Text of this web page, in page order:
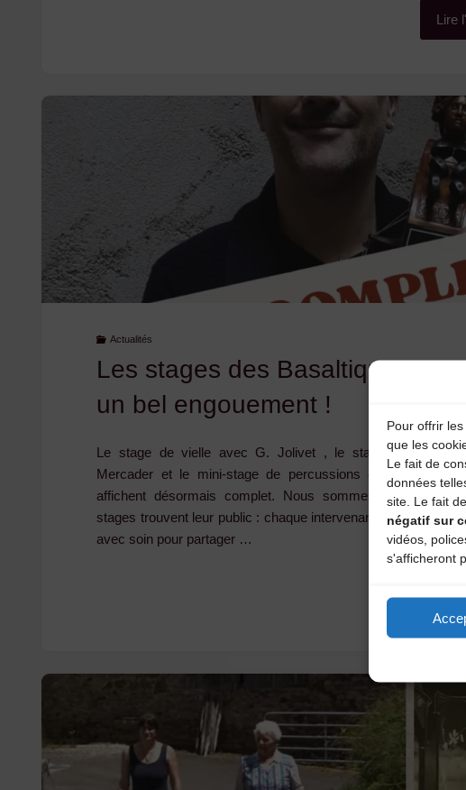
Pour offrir
que les
Le fait de
données
site. Le fait
négatif sur
vidéos,
s'afficheront
Lire
Actualités
Les stages des Basaltiques
un bel engouement !
Le stage de vielle avec G. Jolivet , le stage de bourrée
Mercader et le mini-stage de percussions corporelles
affichent désormais complet. Nous sommes heureux de
stages trouvent leur public : chaque intervenante et
avec soin pour partager …
Lire